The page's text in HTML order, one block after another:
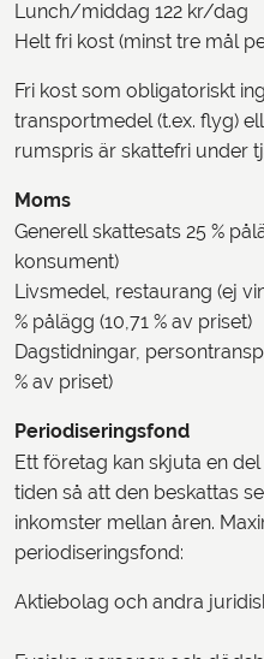
Lunch/middag 122 kr/dag
Helt fri kost (minst tre mål
Fri kost som obligatoriskt
transportmedel (t.ex. flyg)
rumspris är skattefri under
Moms
Generell skattesats 25 %
konsument)
Livsmedel, restaurang (ej
% pålägg (10,71 % av priset)
Dagstidningar,
% av priset)
Periodiseringsfond
Ett företag kan skjuta en
tiden så att den beskattas
inkomster mellan åren.
periodiseringsfond:
Aktiebolag och andra